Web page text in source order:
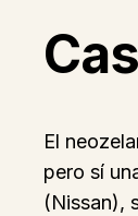
El
pero sí
(Nissan),